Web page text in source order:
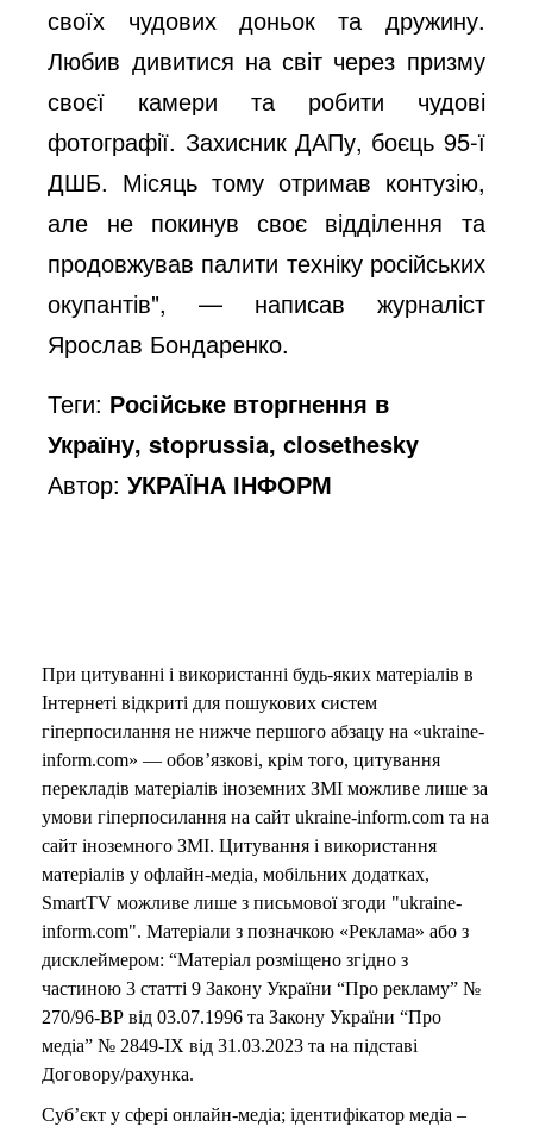
своїх чудових доньок та дружину.
Любив дивитися на світ через призму
своєї камери та робити чудові
фотографії. Захисник ДАПу, боєць 95-ї
ДШБ. Місяць тому отримав контузію,
але не покинув своє відділення та
продовжував палити техніку російських
окупантів", — написав журналіст
Ярослав Бондаренко.
Теги: Російське вторгнення в
Україну, stoprussia, closethesky
Автор:УКРАЇНА ІНФОРМ
При цитуванні і використанні будь-яких матеріалів в
Інтернеті відкриті для пошукових систем
гіперпосилання не нижче першого абзацу на «ukraine-
inform.com» — обов’язкові, крім того, цитування
перекладів матеріалів іноземних ЗМІ можливе лише за
умови гіперпосилання на сайт ukraine-inform.com та на
сайт іноземного ЗМІ. Цитування і використання
матеріалів у офлайн-медіа, мобільних додатках,
SmartTV можливе лише з письмової згоди "ukraine-
inform.com". Матеріали з позначкою «Реклама» або з
дисклеймером: “Матеріал розміщено згідно з
частиною 3 статті 9 Закону України “Про рекламу” №
270/96-ВР від 03.07.1996 та Закону України “Про
медіа” № 2849-IX від 31.03.2023 та на підставі
Договору/рахунка.
Суб’єкт у сфері онлайн-медіа; ідентифікатор медіа –